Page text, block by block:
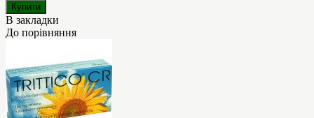
В закладки
До порівняння